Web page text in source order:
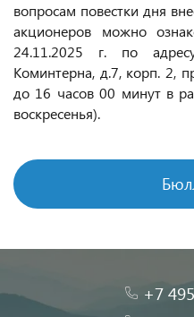
вопросам повестки дня
акционеров можно
24.11.2025 г. по
Коминтерна, д.7, корп. 2,
до 16 часов 00 минут в
воскресенья).
+7